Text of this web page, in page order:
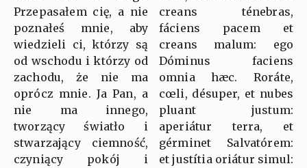
Przepasałem cię, a nie
poznałeś mnie, aby
wiedzieli ci, którzy są
od wschodu i którzy od
zachodu, że nie ma
oprócz mnie. Ja Pan, a
nie ma innego,
tworzący światło i
stwarzający ciemność,
czyniący pokój i
creans ténebras,
fáciens pacem et
creans malum: ego
Dóminus faciens
omnia hæc. Roráte,
cœli, désuper, et nubes
pluant justum:
aperiátur terra, et
gérminet Salvatórem:
et justítia oriátur simul: